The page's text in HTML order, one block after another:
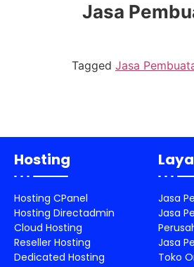
Jasa
Tagged Jasa
Hosting
Hosting CPanel
Hosting Directadmin
Cloud Hosting
Reseller Hosting
Dedicated Hosting
Jasa
Jasa
Jasa
Toko